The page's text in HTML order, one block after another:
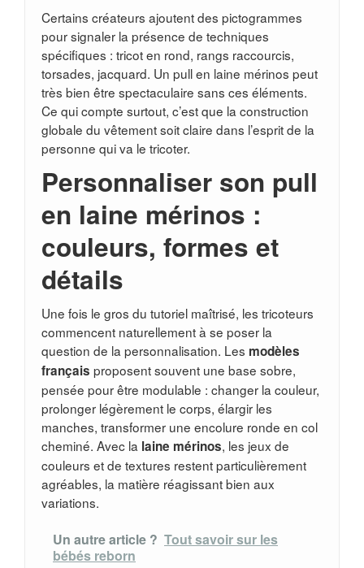
Certains créateurs ajoutent des pictogrammes
pour signaler la présence de techniques
spécifiques : tricot en rond, rangs raccourcis,
torsades, jacquard. Un pull en laine mérinos peut
très bien être spectaculaire sans ces éléments.
Ce qui compte surtout, c’est que la construction
globale du vêtement soit claire dans l’esprit de la
personne qui va le tricoter.
Personnaliser son pull
en laine mérinos :
couleurs, formes et
détails
Une fois le gros du tutoriel maîtrisé, les tricoteurs
commencent naturellement à se poser la
question de la personnalisation. Les modèles
français proposent souvent une base sobre,
pensée pour être modulable : changer la couleur,
prolonger légèrement le corps, élargir les
manches, transformer une encolure ronde en col
cheminé. Avec la laine mérinos, les jeux de
couleurs et de textures restent particulièrement
agréables, la matière réagissant bien aux
variations.
Un autre article ? Tout savoir sur les
bébés reborn